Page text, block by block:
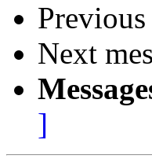
Previous
Next
]